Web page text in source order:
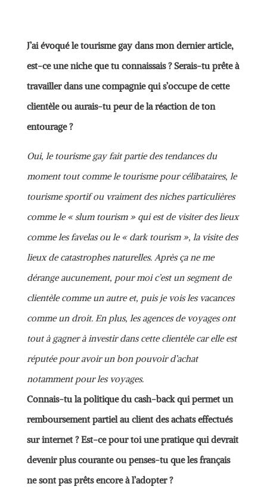
J’ai évoqué le tourisme gay dans mon dernier article,
est-ce une niche que tu connaissais ? Serais-tu prête à
travailler dans une compagnie qui s’occupe de cette
clientèle ou aurais-tu peur de la réaction de ton
entourage ?
Oui, le tourisme gay fait partie des tendances du
moment tout comme le tourisme pour célibataires, le
tourisme sportif ou vraiment des niches particulières
comme le « slum tourism » qui est de visiter des lieux
comme les favelas ou le « dark tourism », la visite des
lieux de catastrophes naturelles. Après ça ne me
dérange aucunement, pour moi c’est un segment de
clientèle comme un autre et, puis je vois les vacances
comme un droit. En plus, les agences de voyages ont
tout à gagner à investir dans cette clientèle car elle est
réputée pour avoir un bon pouvoir d’achat
notamment pour les voyages.
Connais-tu la politique du cash-back qui permet un
remboursement partiel au client des achats effectués
sur internet ? Est-ce pour toi une pratique qui devrait
devenir plus courante ou penses-tu que les français
ne sont pas prêts encore à l’adopter ?